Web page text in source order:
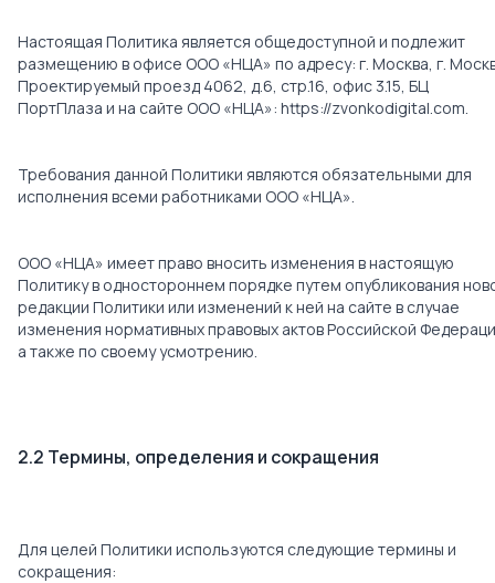
Настоящая Политика является общедоступной и подлежит
размещению в офисе ООО «НЦА» по адресу: г. Москва, г.
Проектируемый проезд 4062, д.6, стр.16, офис 3.15, БЦ
ПортПлаза и на сайте ООО «НЦА»: https://zvonkodigital.com.
Требования данной Политики являются обязательными для
исполнения всеми работниками ООО «НЦА».
ООО «НЦА» имеет право вносить изменения в настоящую
Политику в одностороннем порядке путем опубликования
редакции Политики или изменений к ней на сайте в случае
изменения нормативных правовых актов Российской
а также по своему усмотрению.
2.2 Термины, определения и сокращения
Для целей Политики используются следующие термины и
сокращения: